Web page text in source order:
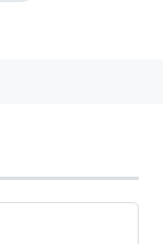
スウェーデン、